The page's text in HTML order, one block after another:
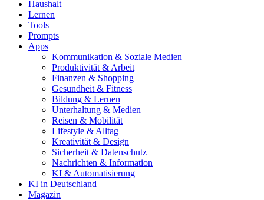
Haushalt
Lernen
Tools
Prompts
Apps
Kommunikation & Soziale Medien
Produktivität & Arbeit
Finanzen & Shopping
Gesundheit & Fitness
Bildung & Lernen
Unterhaltung & Medien
Reisen & Mobilität
Lifestyle & Alltag
Kreativität & Design
Sicherheit & Datenschutz
Nachrichten & Information
KI & Automatisierung
KI in Deutschland
Magazin